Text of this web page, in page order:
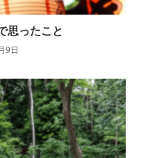
思ったこと
9日